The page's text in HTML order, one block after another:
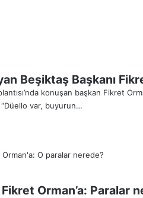
Beşiktaş Başkanı
konuşan başkan Fikret
“Düello var, buyurun…
Orman’a: Paralar